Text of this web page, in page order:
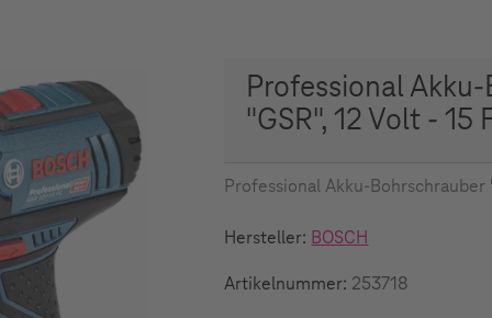
Professional
"GSR", 12 Volt - 15
Professional Akku-Bohrschrauber
Hersteller: BOSCH
Artikelnummer: 253718